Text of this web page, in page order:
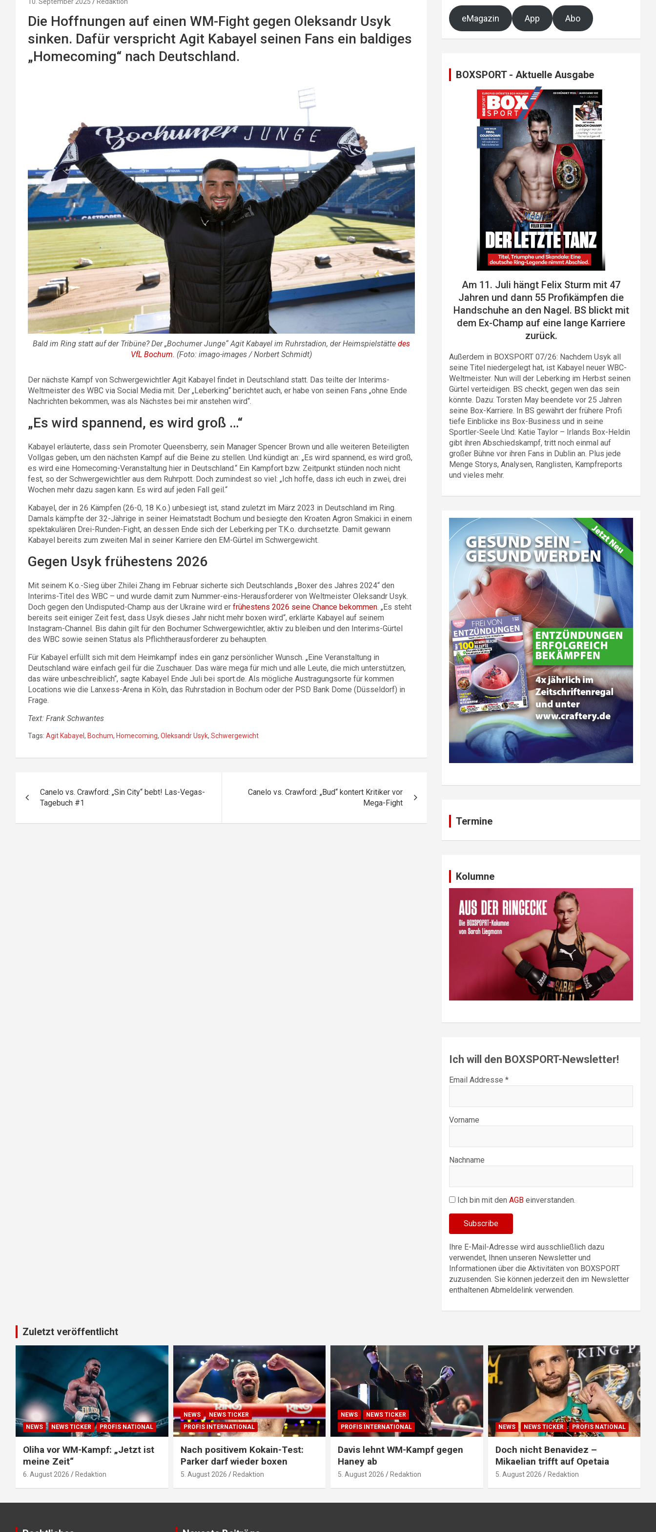
10. September 2025 Redaktion
Die Hoffnungen auf einen WM-Fight gegen Oleksandr Usyk
sinken. Dafür verspricht Agit Kabayel seinen Fans ein baldiges
„Homecoming“ nach Deutschland.
Bald im Ring statt auf der Tribüne? Der „Bochumer Junge“ Agit Kabayel im Ruhrstadion, der Heimspielstättedes
VfL Bochum. (Foto: imago-images / Norbert Schmidt)
Der nächste Kampf von Schwergewichtler Agit Kabayel findet in Deutschland statt. Das teilte der Interims-
Weltmeister des WBC via Social Media mit. Der „Leberking“ berichtet auch, er habe von seinen Fans „ohne Ende
Nachrichten bekommen, was als Nächstes bei mir anstehen wird“.
„Es wird spannend, es wird groß …“
Kabayel erläuterte, dass sein Promoter Queensberry, sein Manager Spencer Brown und alle weiteren Beteiligten
Vollgas geben, um den nächsten Kampf auf die Beine zu stellen. Und kündigt an: „Es wird spannend, es wird groß,
es wird eine Homecoming-Veranstaltung hier in Deutschland.“ Ein Kampfort bzw. Zeitpunkt stünden noch nicht
fest, so der Schwergewichtler aus dem Ruhrpott. Doch zumindest so viel: „Ich hoffe, dass ich euch in zwei, drei
Wochen mehr dazu sagen kann. Es wird auf jeden Fall geil.“
Kabayel, der in 26 Kämpfen (26-0, 18 K.o.) unbesiegt ist, stand zuletzt im März 2023 in Deutschland im Ring.
Damals kämpfte der 32-Jährige in seiner Heimatstadt Bochum und besiegte den Kroaten Agron Smakici in einem
spektakulären Drei-Runden-Fight, an dessen Ende sich der Leberking per T.K.o. durchsetzte. Damit gewann
Kabayel bereits zum zweiten Mal in seiner Karriere den EM-Gürtel im Schwergewicht.
Gegen Usyk frühestens 2026
Mit seinem K.o.-Sieg über Zhilei Zhang im Februar sicherte sich Deutschlands „Boxer des Jahres 2024“ den
Interims-Titel des WBC – und wurde damit zum Nummer-eins-Herausforderer von Weltmeister Oleksandr Usyk.
Doch gegen den Undisputed-Champ aus der Ukraine wird er frühestens 2026 seine Chance bekommen. „Es steht
bereits seit einiger Zeit fest, dass Usyk dieses Jahr nicht mehr boxen wird“, erklärte Kabayel auf seinem
Instagram-Channel. Bis dahin gilt für den Bochumer Schwergewichtler, aktiv zu bleiben und den Interims-Gürtel
des WBC sowie seinen Status als Pflichtherausforderer zu behaupten.
Für Kabayel erfüllt sich mit dem Heimkampf indes ein ganz persönlicher Wunsch. „Eine Veranstaltung in
Deutschland wäre einfach geil für die Zuschauer. Das wäre mega für mich und alle Leute, die mich unterstützen,
das wäre unbeschreiblich“, sagte Kabayel Ende Juli bei sport.de. Als mögliche Austragungsorte für kommen
Locations wie die Lanxess-Arena in Köln, das Ruhrstadion in Bochum oder der PSD Bank Dome (Düsseldorf) in
Frage.
Text: Frank Schwantes
Tags: Agit Kabayel , Bochum, Homecoming, Oleksandr Usyk, Schwergewicht
Canelo vs. Crawford: „Sin City“ bebt! Las-Vegas-
Tagebuch #1
Canelo vs. Crawford: „Bud“ kontert Kritiker vor
Mega-Fight
eMagazin App Abo
BOXSPORT - Aktuelle Ausgabe
Am 11. Juli hängt Felix Sturm mit 47
Jahren und dann 55 Profikämpfen die
Handschuhe an den Nagel. BS blickt mit
dem Ex-Champ auf eine lange Karriere
zurück.
Außerdem in BOXSPORT 07/26: Nachdem Usyk all
seine Titel niedergelegt hat, ist Kabayel neuer WBC-
Weltmeister. Nun will der Leberking im Herbst seinen
Gürtel verteidigen. BS checkt, gegen wen das sein
könnte. Dazu: Torsten May beendete vor 25 Jahren
seine Box-Karriere. In BS gewährt der frühere Profi
tiefe Einblicke ins Box-Business und in seine
Sportler-Seele Und: Katie Taylor – Irlands Box-Heldin
gibt ihren Abschiedskampf, tritt noch einmal auf
großer Bühne vor ihren Fans in Dublin an. Plus jede
Menge Storys, Analysen, Ranglisten, Kampfreports
und vieles mehr.
Termine
Kolumne
Ich will den BOXSPORT-Newsletter!
Email Addresse *
Vorname
Nachname
Ich bin mit denAGB einverstanden.
Ihre E-Mail-Adresse wird ausschließlich dazu
verwendet, Ihnen unseren Newsletter und
Informationen über die Aktivitäten von BOXSPORT
zuzusenden. Sie können jederzeit den im Newsletter
enthaltenen Abmeldelink verwenden.
Zuletzt veröffentlicht
NEWS NEWS TICKER PROFIS NATIONAL
Oliha vor WM-Kampf: „Jetzt ist
meine Zeit“
6. August 2026 Redaktion
NEWS
NEWS TICKER
PROFIS INTERNATIONAL
Nach positivem Kokain-Test:
Parker darf wieder boxen
5. August 2026 Redaktion
NEWS
NEWS TICKER
PROFIS INTERNATIONAL
Davis lehnt WM-Kampf gegen
Haney ab
5. August 2026 Redaktion
NEWS NEWS TICKER PROFIS NATIONAL
Doch nicht Benavidez –
Mikaelian trifft auf Opetaia
5. August 2026 Redaktion